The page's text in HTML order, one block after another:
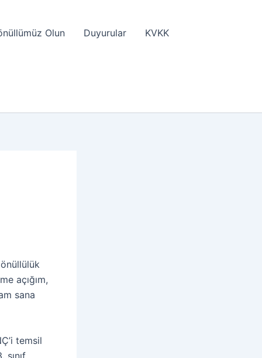
Olun Duyurular KVKK
açığım,
sana
temsil
sınıf